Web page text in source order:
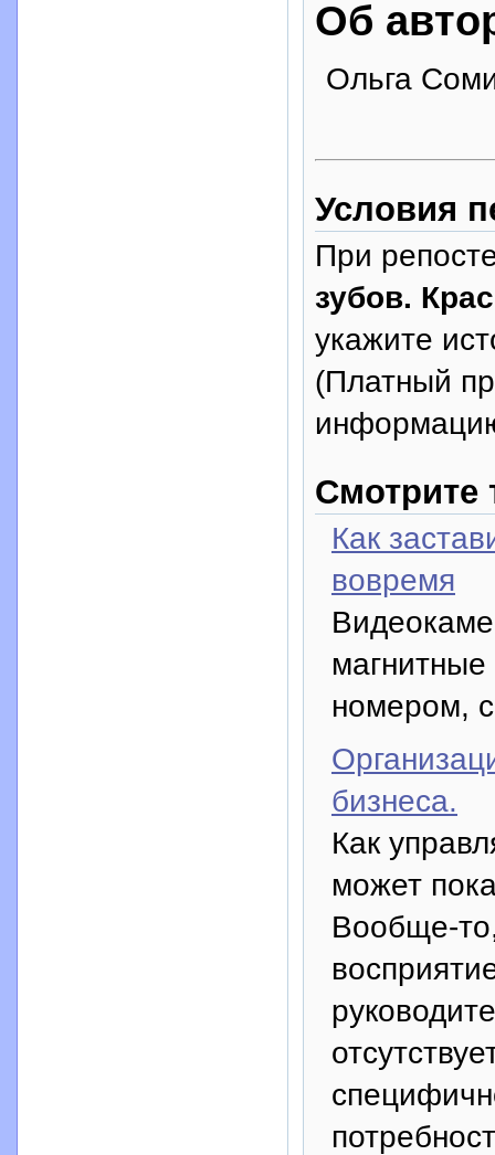
Об
Ольга
Условия
При
зубов.
укажите
(Платный
Смотрите
Как
вовремя
номером,
бизнеса.
Как
может
Вообще-